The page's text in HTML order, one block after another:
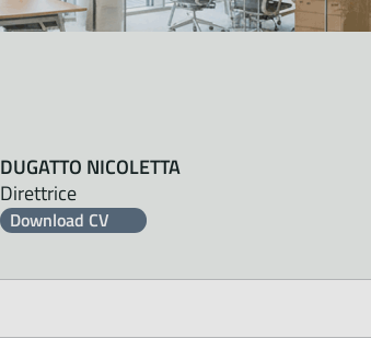
DUGATTO NICOLETTA
Direttrice
Download CV